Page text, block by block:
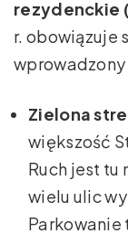
rezydenckie
r. obowiązuje
wprowadzony
Zielona
większość
Ruch jest tu
wielu ulic
Parkowanie